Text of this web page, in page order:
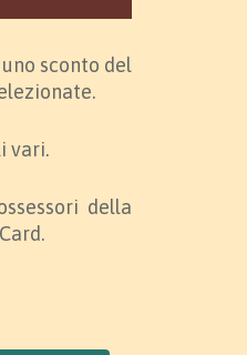
sconto del
vari.
della